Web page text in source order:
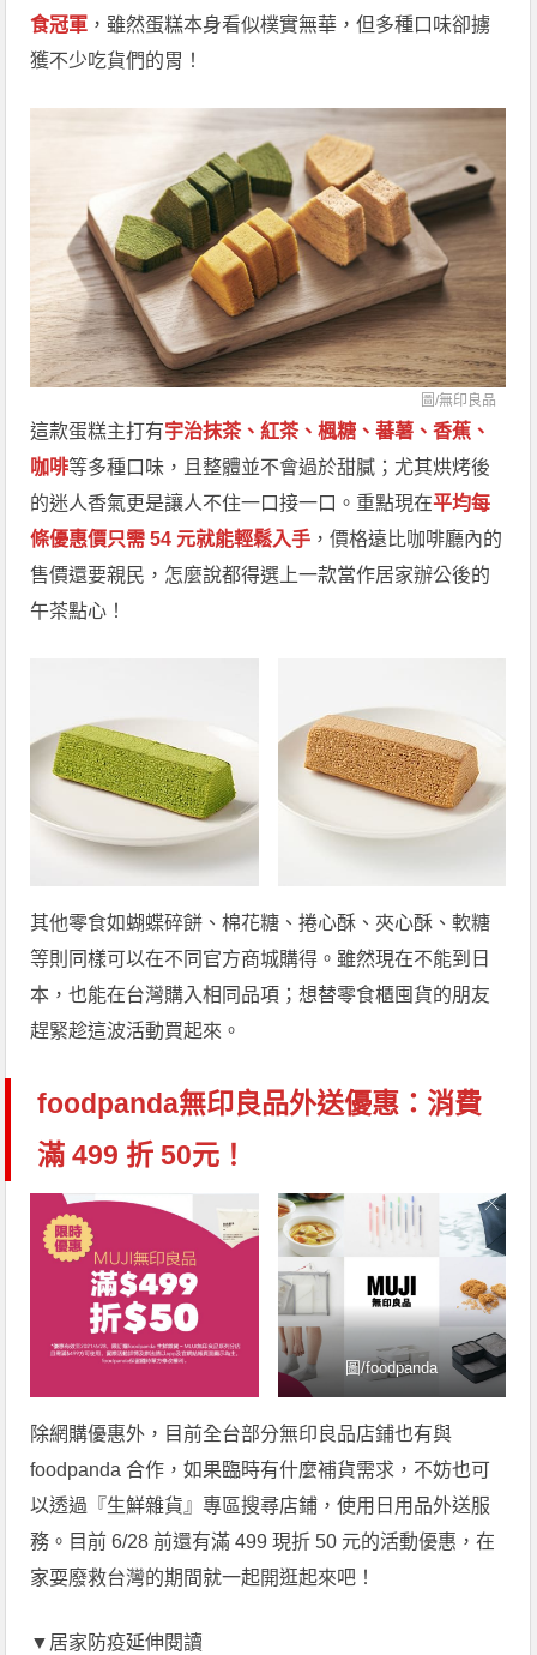
食冠軍 ，雖然蛋糕本身看似樸實無華，但多種口味卻擄
獲不少吃貨們的胃！
圖/無印良品
這款蛋糕主打有宇治抹茶、紅茶、楓糖、蕃薯、香蕉、
咖啡等多種口味，且整體並不會過於甜膩；尤其烘烤後
的迷人香氣更是讓人不住一口接一口。重點現在平均每
條優惠價只需 54 元就能輕鬆入手 ，價格遠比咖啡廳內的
售價還要親民，怎麼說都得選上一款當作居家辦公後的
午茶點心！
其他零食如蝴蝶碎餅、棉花糖、捲心酥、夾心酥、軟糖
等則同樣可以在不同官方商城購得。雖然現在不能到日
本，也能在台灣購入相同品項；想替零食櫃囤貨的朋友
趕緊趁這波活動買起來。
foodpanda無印良品外送優惠：消費
滿 499 折 50元！
圖/foodpanda
除網購優惠外，目前全台部分無印良品店鋪也有與
foodpanda 合作，如果臨時有什麼補貨需求，不妨也可
以透過『生鮮雜貨』專區搜尋店鋪，使用日用品外送服
務。目前 6/28 前還有滿 499 現折 50 元的活動優惠，在
家耍廢救台灣的期間就一起開逛起來吧！
▼居家防疫延伸閱讀